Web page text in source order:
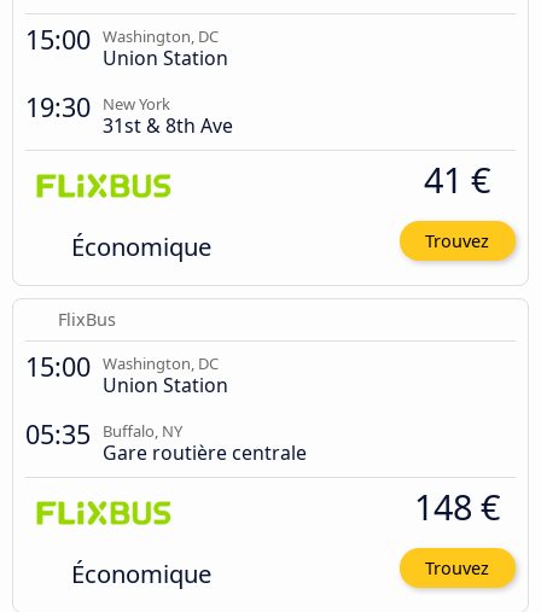
15:00 Washington, DC
Union Station
19:30 New York
31st & 8th Ave
Économique
41 €
Trouvez
FlixBus
15:00 Washington, DC
Union Station
05:35 Buffalo, NY
Gare routière centrale
Économique
148 €
Trouvez